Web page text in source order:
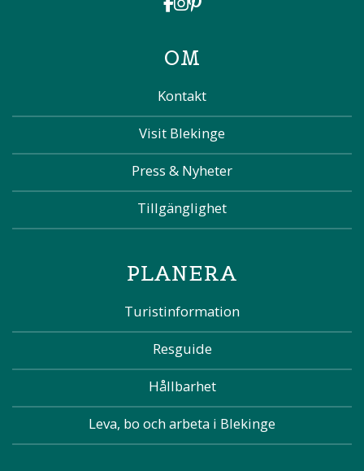
OM
Kontakt
Visit Blekinge
Press & Nyheter
Tillgänglighet
PLANERA
Turistinformation
Resguide
Hållbarhet
Leva, bo och arbeta i Blekinge